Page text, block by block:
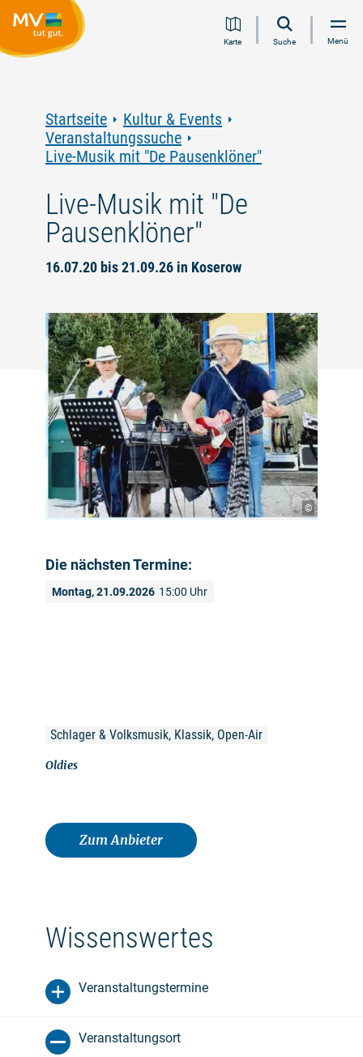
Inhalt
Navigation
Volltextsuche
FooterKarte Suche Menü
Startseite
Kultur & Events
Veranstaltungssuche
Live-Musik mit "De Pausenklöner"
Live-Musik mit "De
Pausenklöner"
16.07.20 bis 21.09.26 in Koserow
©
Die nächsten Termine:
Montag, 21.09.2026 15:00 Uhr
Schlager & Volksmusik, Klassik, Open-Air
Oldies
Zum Anbieter
Wissenswertes
Veranstaltungstermine
Veranstaltungsort